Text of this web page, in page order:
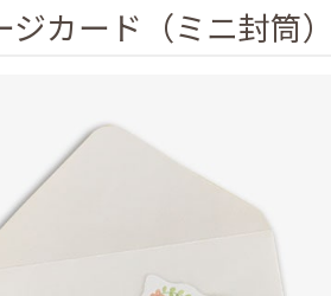
ジカード（ミニ封筒